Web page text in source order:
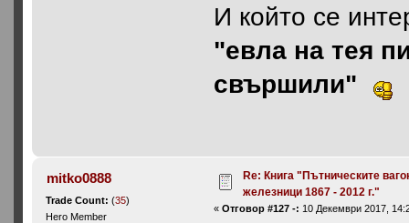
И който се
"евла на тея
свършили"
mitko0888
Trade Count:(35)
Hero Member
Re: Книга "Пътническите
железници 1867 - 2012 г."
«Отговор #127 -: 10 Декември 2017,